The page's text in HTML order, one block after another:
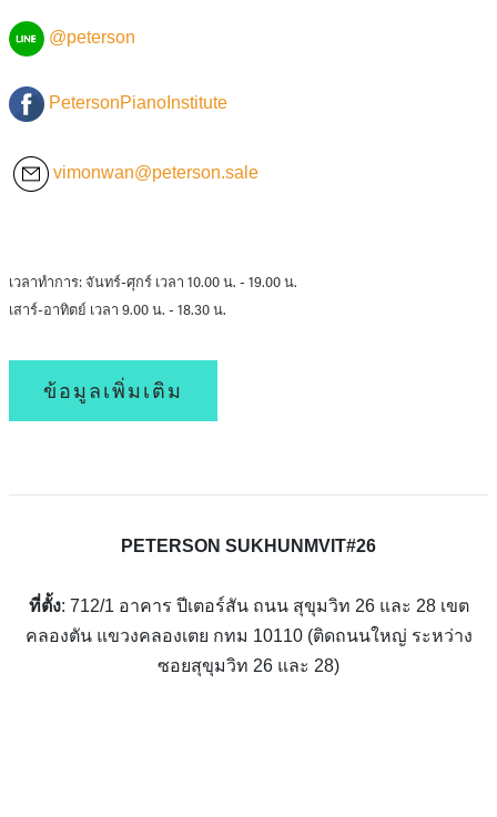
@peterson
PetersonPianoInstitute
vimonwan@peterson.sale
เวลาทำการ: จันทร์-ศุกร์ เวลา 10.00 น. - 19.00 น.
เสาร์-อาทิตย์ เวลา 9.00 น. - 18.30 น.
ข้อมูลเพิ่มเติม
PETERSON SUKHUNMVIT#26
ที่ตั้ง: 712/1 อาคาร ปีเตอร์สัน ถนน สุขุมวิท 26 และ 28 เขต
คลองตัน แขวงคลองเตย กทม 10110 (ติดถนนใหญ่ ระหว่าง
ซอยสุขุมวิท 26 และ 28)